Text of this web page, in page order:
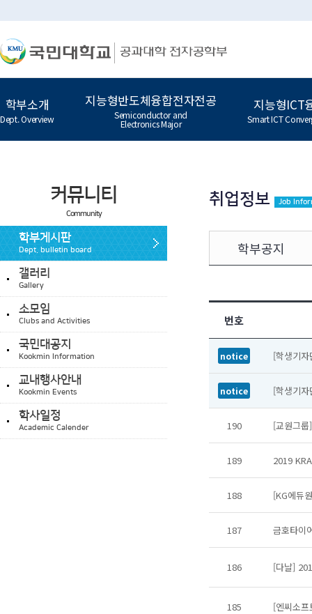
학부소개
Dept. Overview
지능형반도체융합전자전공
Semiconductor and
Electronics Major
지능형ICT
Smart ICT
커뮤니티
Community
학부게시판
Dept. bulletin board
갤러리
Gallery
소모임
Clubs and Activities
국민대공지
Kookmin Information
교내행사안내
Kookmin Events
학사일정
Academic Calender
취업정보 Job
학부공지
번호
notice [학생기
notice [학생기
190 [교원그
189 2019
188 [KG에듀
187 금호타이
186 [다날]
185 [엔씨소